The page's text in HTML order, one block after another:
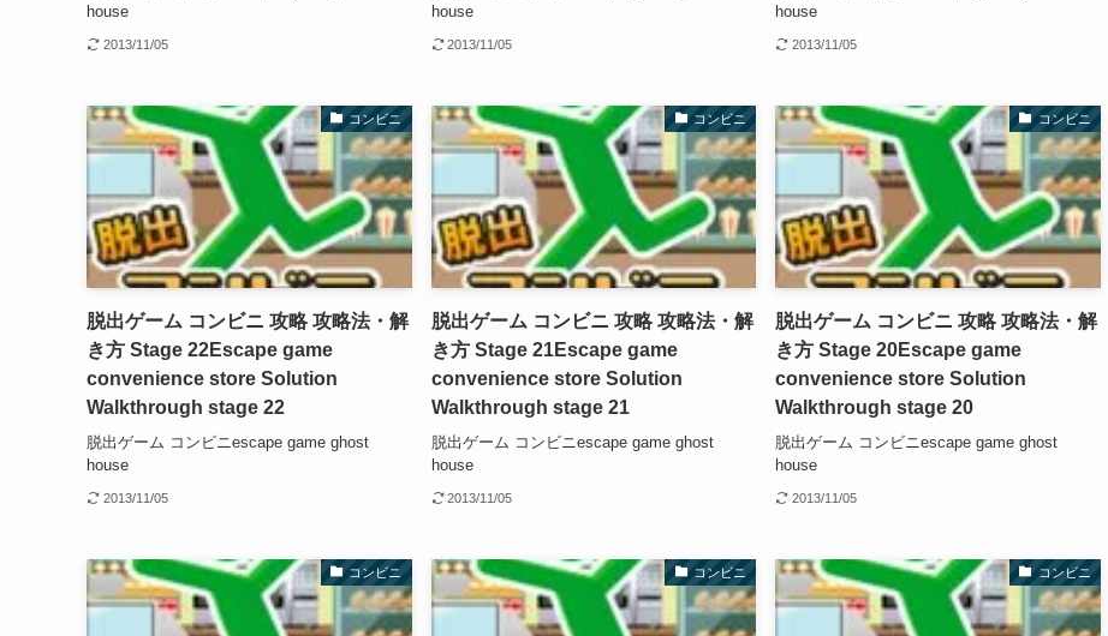
house
2013/11/05
house
2013/11/05
house
2013/11/05
コンビニ
脱出ゲーム コンビニ 攻略 攻略法・解
き方 Stage 22Escape game
convenience store Solution
Walkthrough stage 22
脱出ゲーム コンビニescape game ghost
house
2013/11/05
コンビニ
脱出ゲーム コンビニ 攻略 攻略法・解
き方 Stage 21Escape game
convenience store Solution
Walkthrough stage 21
脱出ゲーム コンビニescape game ghost
house
2013/11/05
コンビニ
脱出ゲーム コンビニ 攻略 攻略法・解
き方 Stage 20Escape game
convenience store Solution
Walkthrough stage 20
脱出ゲーム コンビニescape game ghost
house
2013/11/05
コンビニ コンビニ コンビニ